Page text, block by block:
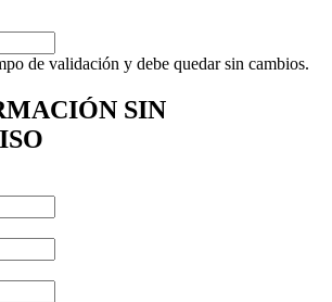
de validación y debe quedar sin cambios.
SIN